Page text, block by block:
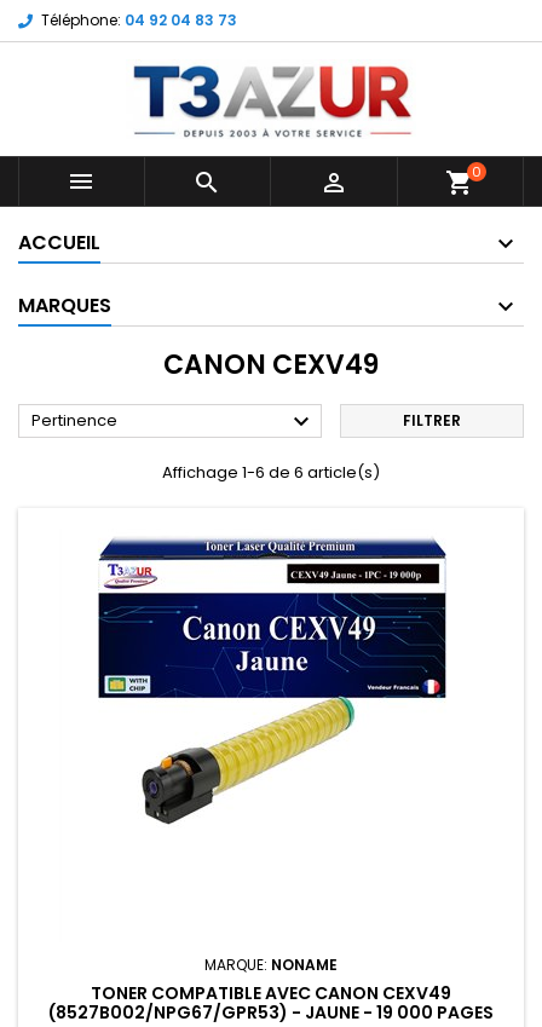
Téléphone: 04 92 04 83 73
   shopping_cart0
ACCUEIL
MARQUES
CANON CEXV49
Pertinence  FILTRER
Affichage 1-6 de 6 article(s)
MARQUE: NONAME
TONER COMPATIBLE AVEC CANON CEXV49
(8527B002/NPG67/GPR53) - JAUNE - 19 000 PAGES